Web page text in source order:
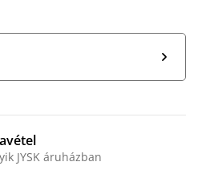
JYSK áruházban